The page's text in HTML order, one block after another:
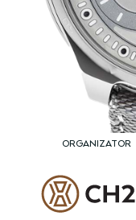
ORGANIZATOR